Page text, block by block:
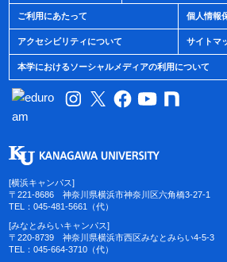
ご利用にあたって 個人情報
アクセシビリティについて サイトマ
本学におけるソーシャルメディアの利用について
[横浜キャンパス]
〒221-8686 神奈川県横浜市神奈川区六角橋3-27-1
TEL：045-481-5661（代）
[みなとみらいキャンパス]
〒220-8739 神奈川県横浜市西区みなとみらい4-5-3
TEL：045-664-3710（代）